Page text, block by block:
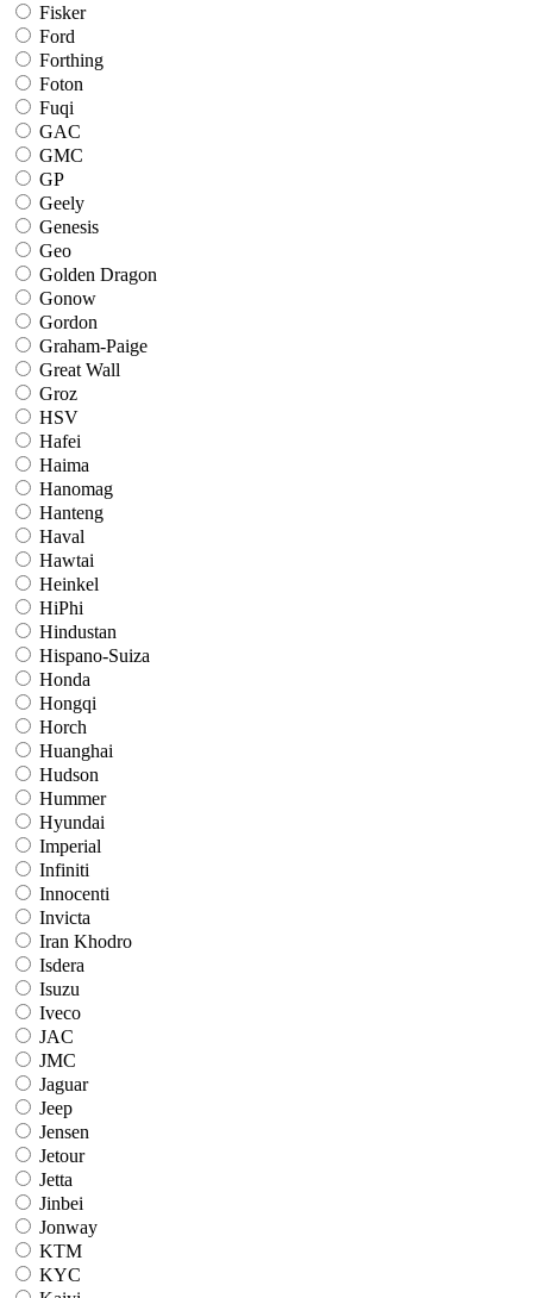
Fisker
Ford
Forthing
Foton
Fuqi
GAC
GMC
GP
Geely
Genesis
Geo
Golden Dragon
Gonow
Gordon
Graham-Paige
Great Wall
Groz
HSV
Hafei
Haima
Hanomag
Hanteng
Haval
Hawtai
Heinkel
HiPhi
Hindustan
Hispano-Suiza
Honda
Hongqi
Horch
Huanghai
Hudson
Hummer
Hyundai
Imperial
Infiniti
Innocenti
Invicta
Iran Khodro
Isdera
Isuzu
Iveco
JAC
JMC
Jaguar
Jeep
Jensen
Jetour
Jetta
Jinbei
Jonway
KTM
KYC